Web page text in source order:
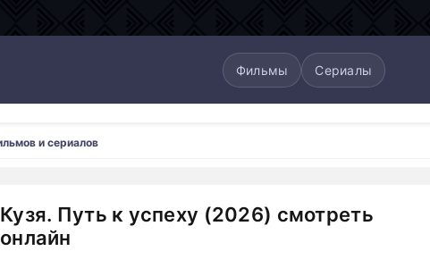
Фильмы Сериалы
Кузя. Путь к успеху (2026) смотреть
онлайн